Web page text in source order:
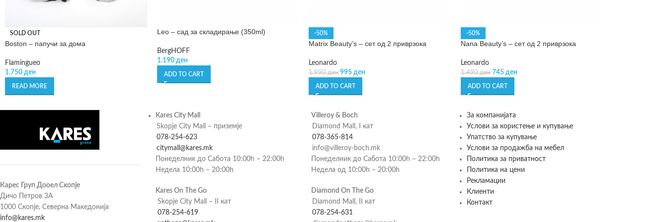
SOLD OUT
Boston – папучи за дома
Flamingueo
1.750 ден
READ MORE
Leo – сад за складирање (350ml)
BergHOFF
1.190 ден
ADD TO CART
-50%
Matrix Beauty’s – сет од 2 приврзока
Leonardo
1.990ден 995 ден
ADD TO CART
-50%
Nana Beauty’s – сет од 2 приврзока
Leonardo
1.490ден 745 ден
ADD TO CART
Карес Груп Дооел Скопје
Дичо Петров 3А
1000 Скопје, Северна Македонија
info@kares.mk
Kares City Mall
Skopje City Mall – приземје
078-254-623
citymall@kares.mk
Понеделник до Сабота 10:00h – 22:00h
Недела 10:00h – 20:00h
Kares On The Go
Skopje City Mall – II кат
078-254-619
Villeroy & Boch
Diamond Mall, I кат
078-365-814
info@villeroy-boch.mk
Понеделник до Сабота 10:00h – 22:00h
Недела од 10:00h – 20:00h
Diamond On The Go
Diamond Mall, II кат
078-254-631
За компанијата
Услови за користење и купување
Упатство за купување
Услови за продажба на мебел
Политика за приватност
Политика на цени
Рекламации
Клиенти
Контакт